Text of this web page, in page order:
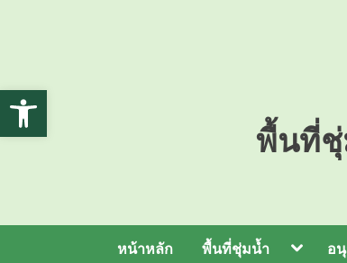
Open toolbar
พื้นที่ชุ่
หน้าหลัก พื้นที่ชุ่มน้ำ อ